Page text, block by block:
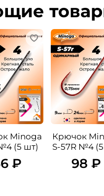
Minoga
(5 шт)
₽
Крючок
S-57R №4
98 ₽